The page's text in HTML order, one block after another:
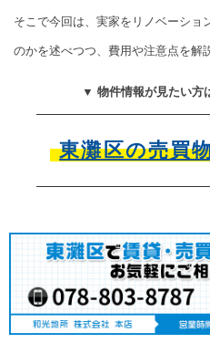
そこで今回は、実家をリノベーショ
のかを述べつつ、費用や注意点を解
▼ 物件情報が見たい方
東灘区の売買